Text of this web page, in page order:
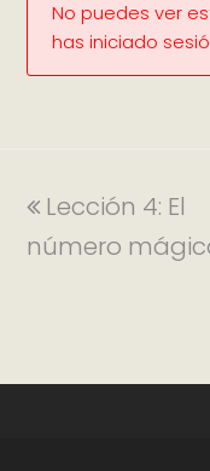
No puedes ver
has iniciado
Lección 4: El
número